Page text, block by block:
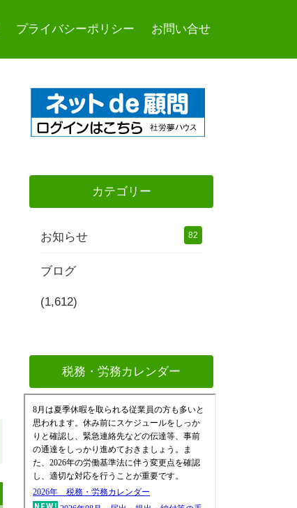
プライバシーポリシー お問い合せ
カテゴリー
お知らせ 82
ブログ
(1,612)
税務・労務カレンダー